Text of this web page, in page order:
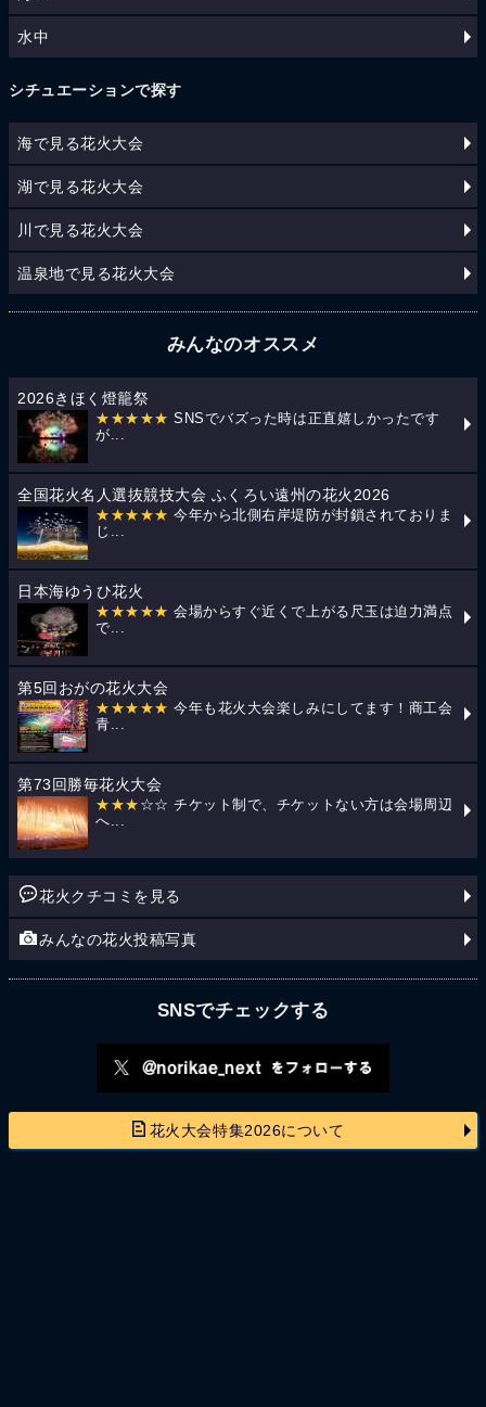
水中
シチュエーションで探す
海で見る花火大会
湖で見る花火大会
川で見る花火大会
温泉地で見る花火大会
みんなのオススメ
2026きほく燈籠祭
★★★★★ SNSでバズった時は正直嬉しかったです
が...
全国花火名人選抜競技大会 ふくろい遠州の花火2026
★★★★★ 今年から北側右岸堤防が封鎖されておりま
じ...
日本海ゆうひ花火
★★★★★ 会場からすぐ近くで上がる尺玉は迫力満点
で...
第5回おがの花火大会
★★★★★ 今年も花火大会楽しみにしてます！商工会
青...
第73回勝毎花火大会
★★★ ☆☆ チケット制で、チケットない方は会場周辺
へ...
花火クチコミを見る
みんなの花火投稿写真
SNSでチェックする
花火大会特集2026について